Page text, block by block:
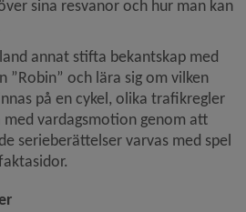
sina resvanor och hur man kan
annat stifta bekantskap med
”Robin” och lära sig om vilken
på en cykel, olika trafikregler
vardagsmotion genom att
serieberättelser varvas med spel